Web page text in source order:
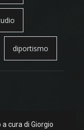
diportismo
cura di Giorgio